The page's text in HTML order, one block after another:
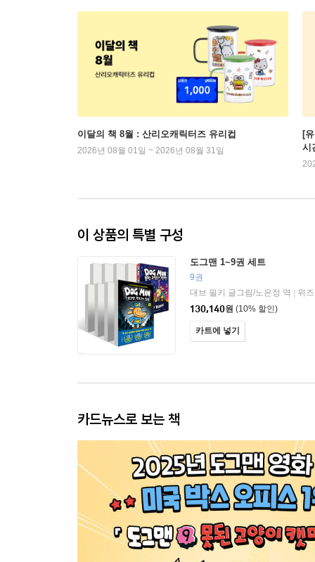
이달의 책 8월 : 산리오캐릭터즈 유리컵
2026년 08월 01일 ~ 2026년 08월 31일
[
시
이 상품의 특별 구성
도그맨 1~9권 세트
9권
대브 필키 글그림/노은정 역
위
130,140원 (10% 할인)
카트에 넣기
카드뉴스로 보는 책